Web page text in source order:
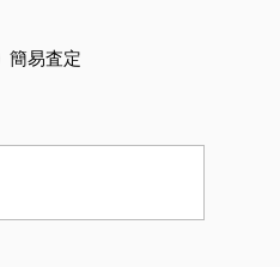
簡易査定